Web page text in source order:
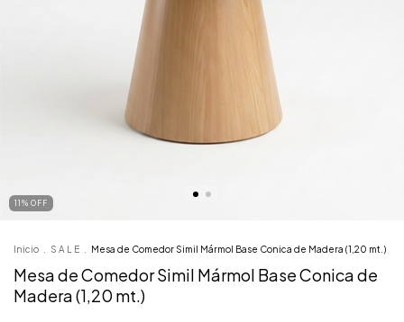
11 % OFF
Inicio S A L E Mesa de Comedor Simil Mármol Base Conica de Madera (1,20 mt.)
Mesa de Comedor Simil Mármol Base Conica de
Madera (1,20 mt.)